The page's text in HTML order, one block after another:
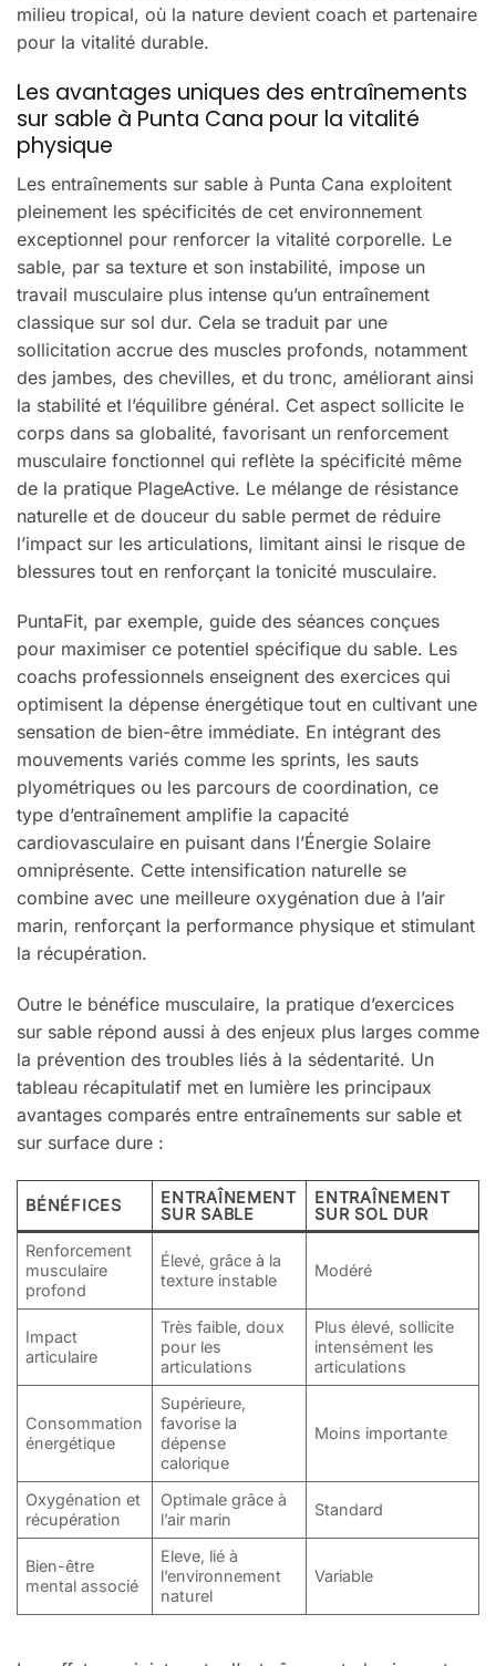
milieu tropical, où la nature devient coach et partenaire
pour la vitalité durable.
Les avantages uniques des entraînements
sur sable à Punta Cana pour la vitalité
physique
Les entraînements sur sable à Punta Cana exploitent
pleinement les spécificités de cet environnement
exceptionnel pour renforcer la vitalité corporelle. Le
sable, par sa texture et son instabilité, impose un
travail musculaire plus intense qu’un entraînement
classique sur sol dur. Cela se traduit par une
sollicitation accrue des muscles profonds, notamment
des jambes, des chevilles, et du tronc, améliorant ainsi
la stabilité et l’équilibre général. Cet aspect sollicite le
corps dans sa globalité, favorisant un renforcement
musculaire fonctionnel qui reflète la spécificité même
de la pratique PlageActive. Le mélange de résistance
naturelle et de douceur du sable permet de réduire
l’impact sur les articulations, limitant ainsi le risque de
blessures tout en renforçant la tonicité musculaire.
PuntaFit, par exemple, guide des séances conçues
pour maximiser ce potentiel spécifique du sable. Les
coachs professionnels enseignent des exercices qui
optimisent la dépense énergétique tout en cultivant une
sensation de bien-être immédiate. En intégrant des
mouvements variés comme les sprints, les sauts
plyométriques ou les parcours de coordination, ce
type d’entraînement amplifie la capacité
cardiovasculaire en puisant dans l’Énergie Solaire
omniprésente. Cette intensification naturelle se
combine avec une meilleure oxygénation due à l’air
marin, renforçant la performance physique et stimulant
la récupération.
Outre le bénéfice musculaire, la pratique d’exercices
sur sable répond aussi à des enjeux plus larges comme
la prévention des troubles liés à la sédentarité. Un
tableau récapitulatif met en lumière les principaux
avantages comparés entre entraînements sur sable et
sur surface dure :
BÉNÉFICES
ENTRAÎNEMENT
SUR SABLE
ENTRAÎNEMENT
SUR SOL DUR
Renforcement
musculaire
profond
Élevé, grâce à la
texture instable
Modéré
Impact
articulaire
Très faible, doux
pour les
articulations
Plus élevé, sollicite
intensément les
articulations
Consommation
énergétique
Supérieure,
favorise la
dépense
calorique
Moins importante
Oxygénation et
récupération
Optimale grâce à
l’air marin
Standard
Bien-être
mental associé
Eleve, lié à
l’environnement
naturel
Variable